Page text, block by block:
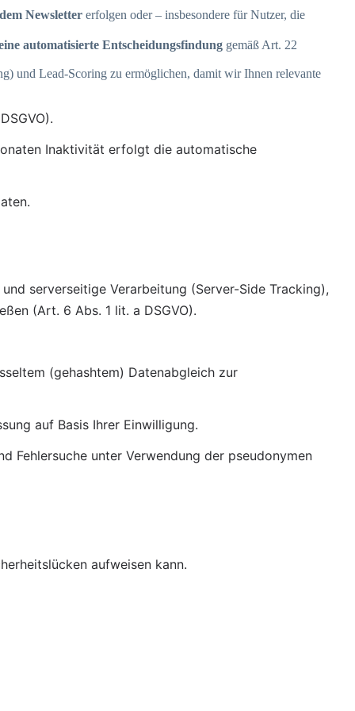
Newsletter erfolgen oder – insbesondere für Nutzer, die
automatisierte Entscheidungsfindung gemäß Art. 22
und Lead-Scoring zu ermöglichen, damit wir Ihnen relevante
Inaktivität erfolgt die automatische
serverseitige Verarbeitung (Server-Side Tracking),
(Art. 6 Abs. 1 lit. a DSGVO).
(gehashtem) Datenabgleich zur
auf Basis Ihrer Einwilligung.
Fehlersuche unter Verwendung der pseudonymen
aufweisen kann.